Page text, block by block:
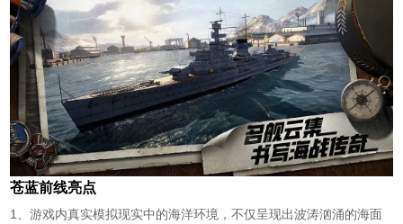
苍蓝前线亮点
1、游戏内真实模拟现实中的海洋环境，不仅呈现出波涛汹涌的海面